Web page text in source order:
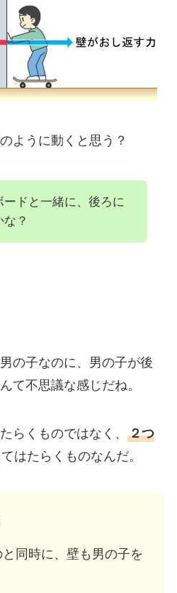
ように動くと思う？
ードと一緒に、後ろに
な？
の子なのに、男の子が後
て不思議な感じだね。
らくものではなく、 ２つ
はたらくものなんだ。
同時に、壁も男の子を